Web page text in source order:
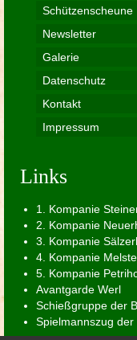
Schützenscheune
Newsletter
Galerie
Datenschutz
Kontakt
Impressum
Links
1. Kompanie
2. Kompanie
3. Kompanie
4. Kompanie
5. Kompanie
Avantgarde Werl
Schießgruppe der
Spielmannszug